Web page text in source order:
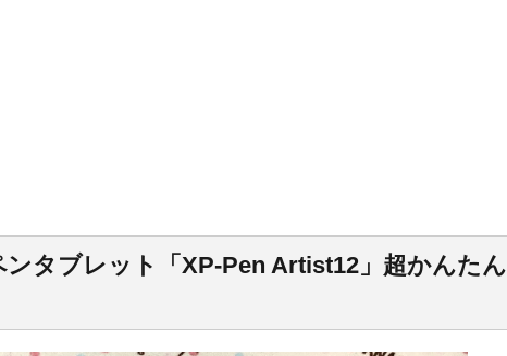
ンタブレット「XP-Pen Artist12」超かんたん